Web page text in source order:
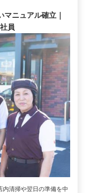
マニュアル確立｜
員
内清掃や翌日の準備を中